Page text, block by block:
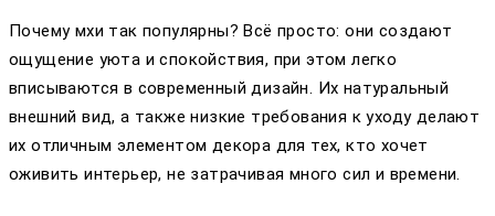
Почему мхи так популярны? Всё просто: они создают
ощущение уюта и спокойствия, при этом легко
вписываются в современный дизайн. Их натуральный
внешний вид, а также низкие требования к уходу делают
их отличным элементом декора для тех, кто хочет
оживить интерьер, не затрачивая много сил и времени.